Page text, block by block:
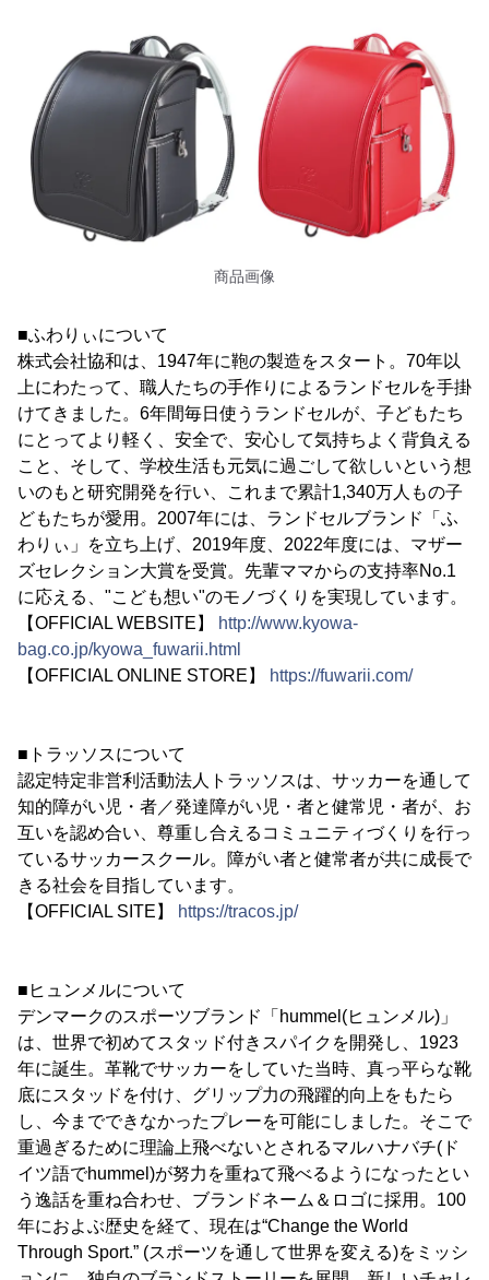
商品画像
■ふわりぃについて
株式会社協和は、1947年に鞄の製造をスタート。70年以
上にわたって、職人たちの手作りによるランドセルを手掛
けてきました。6年間毎日使うランドセルが、子どもたち
にとってより軽く、安全で、安心して気持ちよく背負える
こと、そして、学校生活も元気に過ごして欲しいという想
いのもと研究開発を行い、これまで累計1,340万人もの子
どもたちが愛用。2007年には、ランドセルブランド「ふ
わりぃ」を立ち上げ、2019年度、2022年度には、マザー
ズセレクション大賞を受賞。先輩ママからの支持率No.1
に応える、"こども想い"のモノづくりを実現しています。
【OFFICIAL WEBSITE】
http://www.kyowa-
bag.co.jp/kyowa_fuwarii.html
【OFFICIAL ONLINE STORE】
https://fuwarii.com/
■トラッソスについて
認定特定非営利活動法人トラッソスは、サッカーを通して
知的障がい児・者／発達障がい児・者と健常児・者が、お
互いを認め合い、尊重し合えるコミュニティづくりを行っ
ているサッカースクール。障がい者と健常者が共に成長で
きる社会を目指しています。
【OFFICIAL SITE】
https://tracos.jp/
■ヒュンメルについて
デンマークのスポーツブランド「hummel(ヒュンメル)」
は、世界で初めてスタッド付きスパイクを開発し、1923
年に誕生。革靴でサッカーをしていた当時、真っ平らな靴
底にスタッドを付け、グリップ力の飛躍的向上をもたら
し、今までできなかったプレーを可能にしました。そこで
重過ぎるために理論上飛べないとされるマルハナバチ(ド
イツ語でhummel)が努力を重ねて飛べるようになったとい
う逸話を重ね合わせ、ブランドネーム＆ロゴに採用。100
年におよぶ歴史を経て、現在は“Change the World
Through Sport.” (スポーツを通して世界を変える)をミッシ